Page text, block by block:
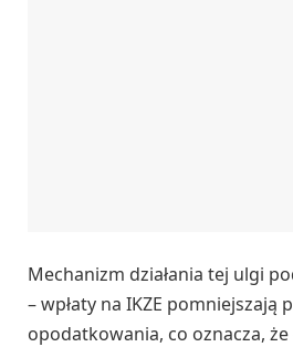
Mechanizm działania tej ulgi
– wpłaty na IKZE pomniejszają
opodatkowania, co oznacza, że